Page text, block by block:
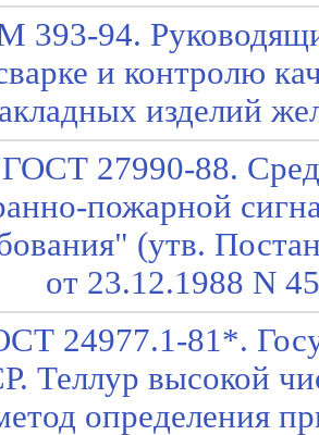
393-94.
и контролю
изделий
27990-88.
пожарной
(утв.
от 23.12.1988 N
24977.1-81*.
Теллур высокой
определения